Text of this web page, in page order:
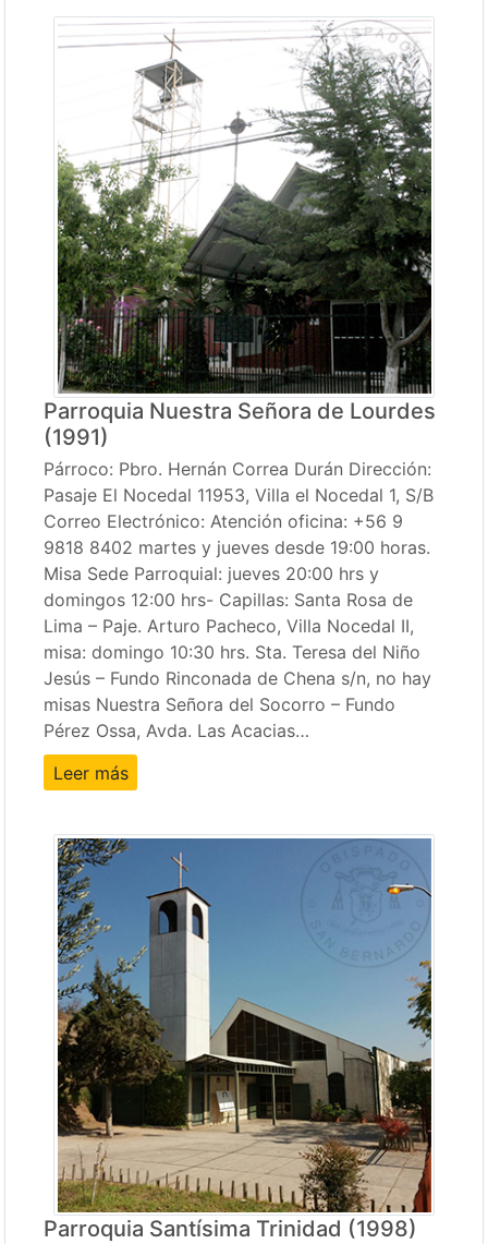
Parroquia Nuestra Señora de Lourdes
(1991)
Párroco: Pbro. Hernán Correa Durán Dirección:
Pasaje El Nocedal 11953, Villa el Nocedal 1, S/B
Correo Electrónico: Atención oficina: +56 9
9818 8402 martes y jueves desde 19:00 horas.
Misa Sede Parroquial: jueves 20:00 hrs y
domingos 12:00 hrs- Capillas: Santa Rosa de
Lima – Paje. Arturo Pacheco, Villa Nocedal II,
misa: domingo 10:30 hrs. Sta. Teresa del Niño
Jesús – Fundo Rinconada de Chena s/n, no hay
misas Nuestra Señora del Socorro – Fundo
Pérez Ossa, Avda. Las Acacias…
Leer más
Parroquia Santísima Trinidad (1998)